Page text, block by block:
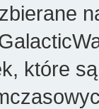
które